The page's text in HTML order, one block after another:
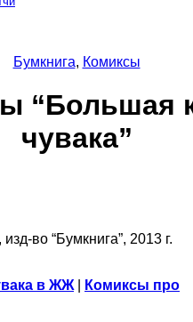
Бумкнига, Комиксы
“Большая
чувака”
во “Бумкнига”, 2013 г.
в ЖЖ
Комиксы про